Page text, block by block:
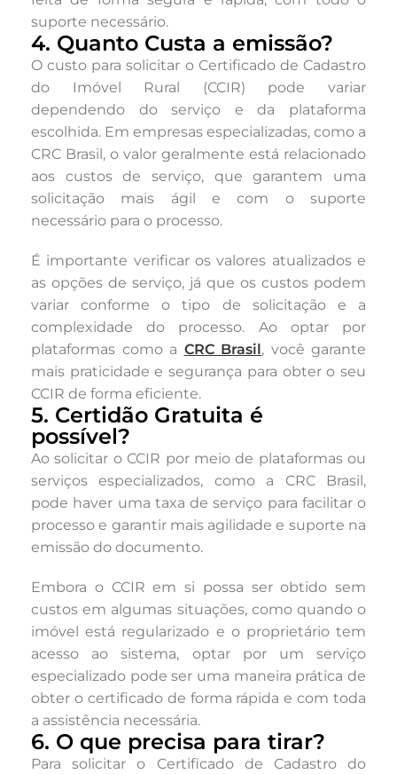
suporte necessário.
4. Quanto Custa a emissão?
O custo para solicitar o Certificado de Cadastro
do Imóvel Rural (CCIR) pode variar
dependendo do serviço e da plataforma
escolhida. Em empresas especializadas, como a
CRC Brasil, o valor geralmente está relacionado
aos custos de serviço, que garantem uma
solicitação mais ágil e com o suporte
necessário para o processo.
É importante verificar os valores atualizados e
as opções de serviço, já que os custos podem
variar conforme o tipo de solicitação e a
complexidade do processo. Ao optar por
plataformas como a CRC Brasil, você garante
mais praticidade e segurança para obter o seu
CCIR de forma eficiente.
5. Certidão Gratuita é
possível?
Ao solicitar o CCIR por meio de plataformas ou
serviços especializados, como a CRC Brasil,
pode haver uma taxa de serviço para facilitar o
processo e garantir mais agilidade e suporte na
emissão do documento.
Embora o CCIR em si possa ser obtido sem
custos em algumas situações, como quando o
imóvel está regularizado e o proprietário tem
acesso ao sistema, optar por um serviço
especializado pode ser uma maneira prática de
obter o certificado de forma rápida e com toda
a assistência necessária.
6. O que precisa para tirar?
Para solicitar o Certificado de Cadastro do